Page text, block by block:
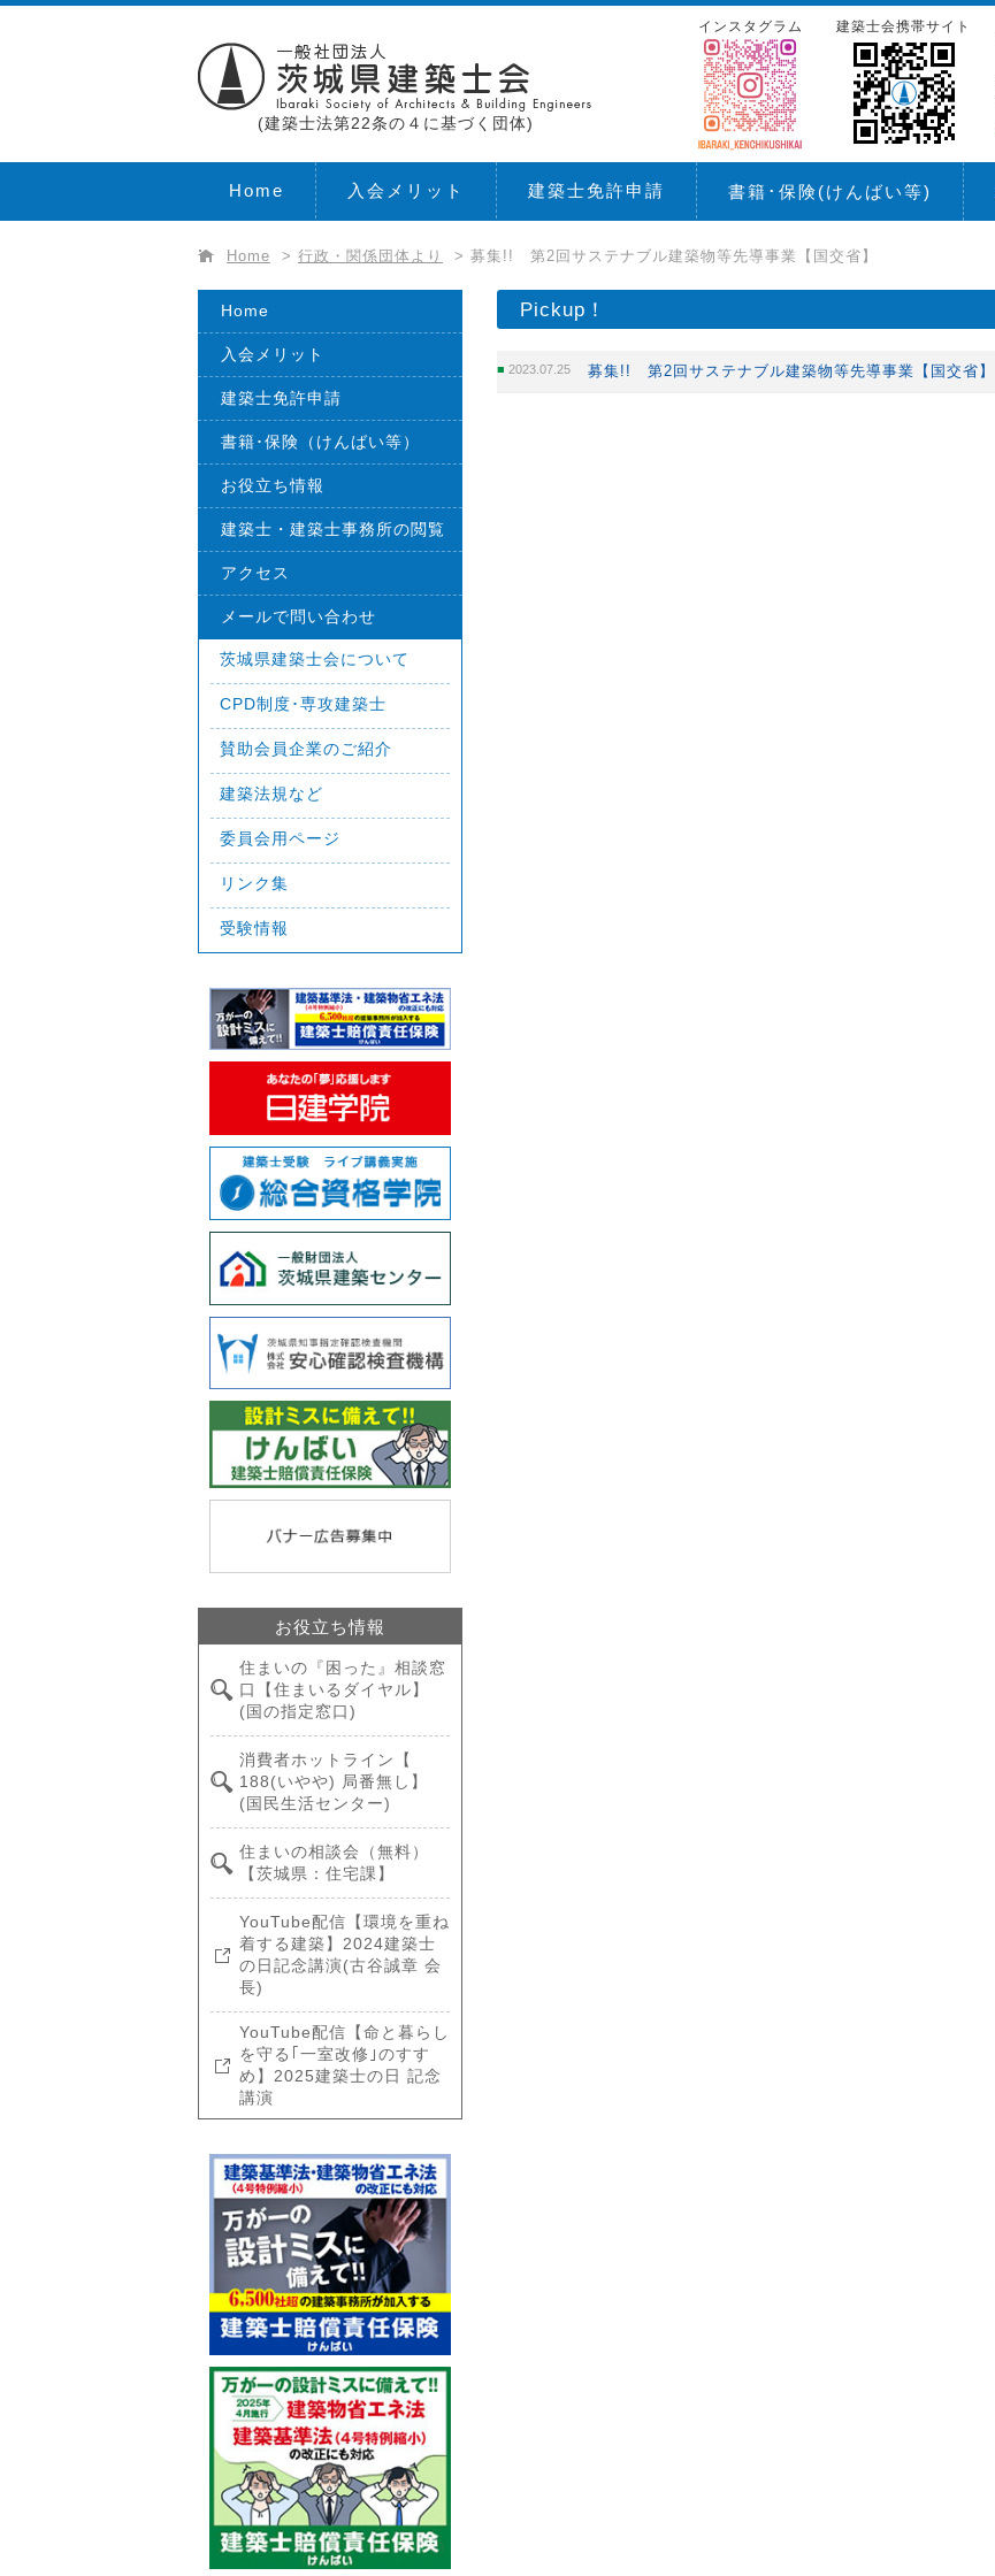
(建築士法第22条の４に基づく団体)
建築士会携帯サイト
インスタグラム
Home 入会メリット 建築士免許申請 書籍･保険(けんばい等)
Home > 行政・関係団体より > 募集!! 第2回サステナブル建築物等先導事業【国交省】
Pickup！
2023.07.25 募集!! 第2回サステナブル建築物等先導事業【国交省】
Home
入会メリット
建築士免許申請
書籍･保険（けんばい等）
お役立ち情報
建築士・建築士事務所の閲覧
アクセス
メールで問い合わせ
茨城県建築士会について
CPD制度･専攻建築士
賛助会員企業のご紹介
建築法規など
委員会用ページ
リンク集
受験情報
お役立ち情報
住まいの『困った』相談窓
口【住まいるダイヤル】
(国の指定窓口)
消費者ホットライン【
188(いやや) 局番無し】
(国民生活センター)
住まいの相談会（無料）
【茨城県：住宅課】
YouTube配信【環境を重ね
着する建築】2024建築士
の日記念講演(古谷誠章 会
長)
YouTube配信【命と暮らし
を守る｢一室改修｣のすす
め】2025建築士の日 記念
講演